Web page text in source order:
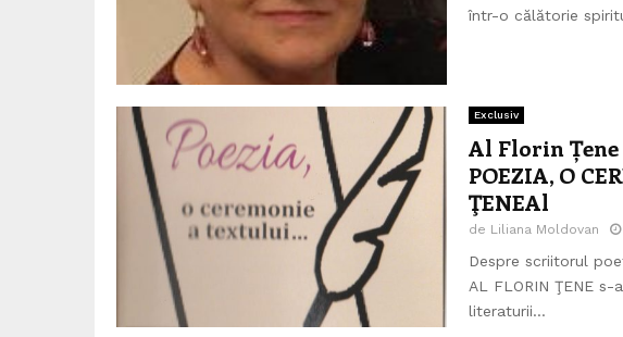
într-o călătorie
Exclusiv
Al Florin
POEZIA, O
ŢENEAl
de Liliana Moldovan
Despre scriitorul
AL FLORIN ŢENE
literaturii...